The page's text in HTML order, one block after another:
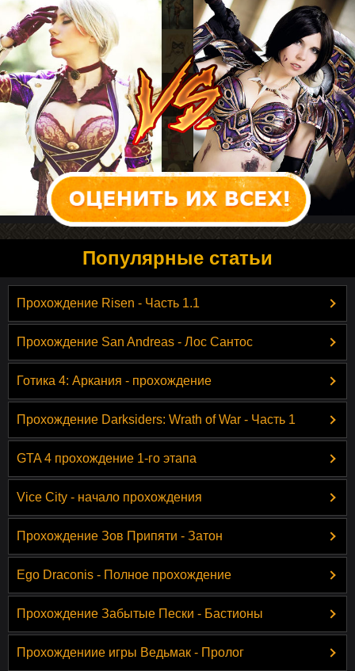
Популярные статьи
Прохождение Risen - Часть 1.1
Прохождение San Andreas - Лос Сантос
Готика 4: Аркания - прохождение
Прохождение Darksiders: Wrath of War - Часть 1
GTA 4 прохождение 1-го этапа
Vice City - начало прохождения
Прохождение Зов Припяти - Затон
Ego Draconis - Полное прохождение
Прохождение Забытые Пески - Бастионы
Прохождениие игры Ведьмак - Пролог